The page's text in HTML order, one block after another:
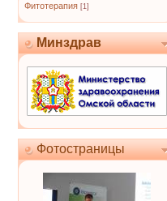
Фитотерапия [1]
Минздрав
Фотостраницы